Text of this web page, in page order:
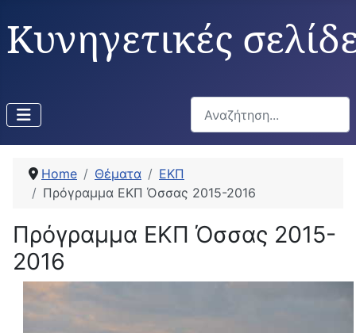
Κυνηγετικές
Αναζήτηση...
Home Θέματα
ΕΚΠ
Πρόγραμμα ΕΚΠ Όσσας 2015-2016
Πρόγραμμα ΕΚΠ Όσσας 2015-
2016